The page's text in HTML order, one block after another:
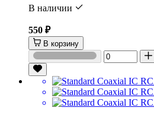
В наличии
550 ₽
В корзину